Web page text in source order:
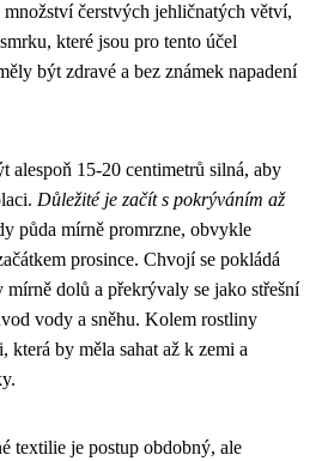
množství čerstvých jehličnatých větví,
které jsou pro tento účel
být zdravé a bez známek napadení
alespoň 15-20 centimetrů silná, aby
Důležité je začít s pokrýváním až
půda mírně promrzne, obvykle
prosince. Chvojí se pokládá
mírně dolů a překrývaly se jako střešní
vody a sněhu. Kolem rostliny
by měla sahat až k zemi a
textilie je postup obdobný, ale